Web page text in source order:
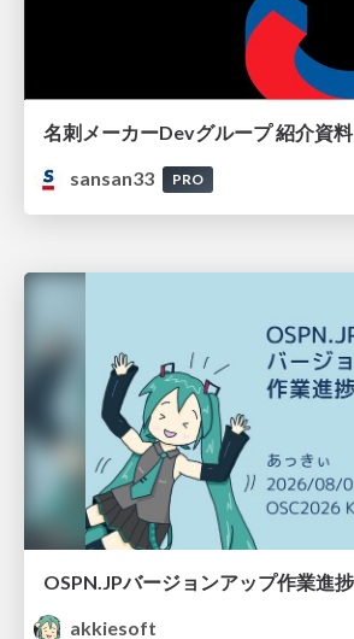
名刺メーカーDevグループ 紹介資料
sansan33
PRO
akkiesoft